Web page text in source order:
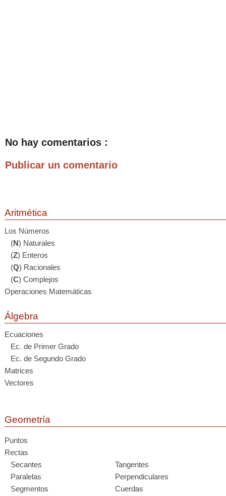
No hay comentarios :
Publicar un comentario
Aritmética
Los Números
(N) Naturales
(Z) Enteros
(Q) Racionales
(C) Complejos
Operaciones Matemáticas
Álgebra
Ecuaciones
Ec. de Primer Grado
Ec. de Segundo Grado
Matrices
Vectores
Geometría
Puntos
Rectas
Secantes
Tangentes
Paralelas
Perpendiculares
Segmentos
Cuerdas